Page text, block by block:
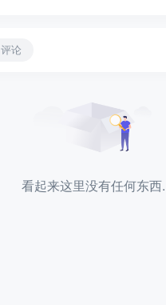
评论
看起来这里没有任何东